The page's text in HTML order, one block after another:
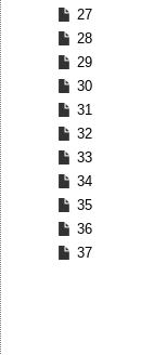
27
28
29
30
31
32
33
34
35
36
37